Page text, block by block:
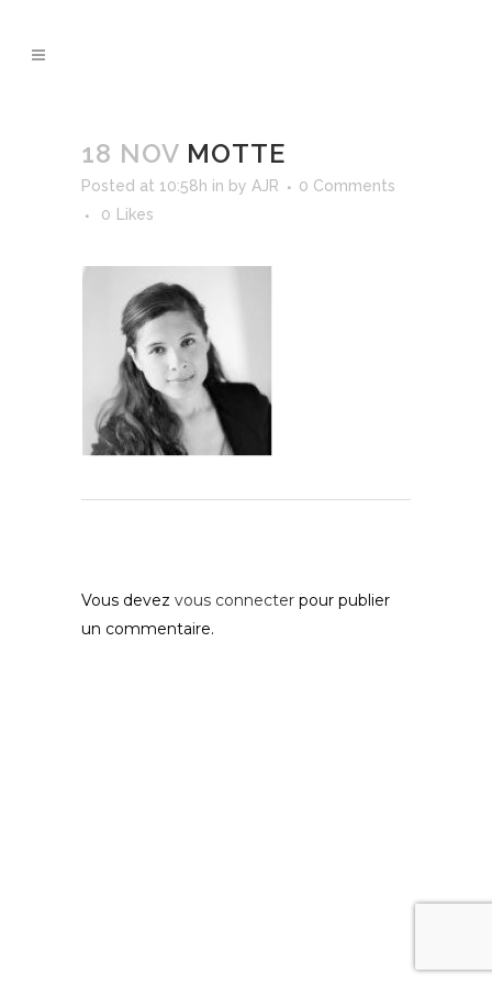
18 NOV MOTTE
Posted at 10:58h in by AJR
0 Comments
0
Likes
Vous devez vous connecter pour publier
un commentaire.